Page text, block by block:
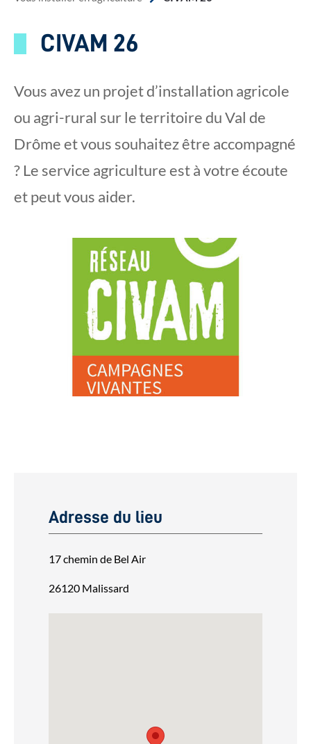
CIVAM 26
Vous avez un projet d’installation agricole
ou agri-rural sur le territoire du Val de
Drôme et vous souhaitez être accompagné
? Le service agriculture est à votre écoute
et peut vous aider.
Adresse du lieu
17 chemin de Bel Air
26120 Malissard